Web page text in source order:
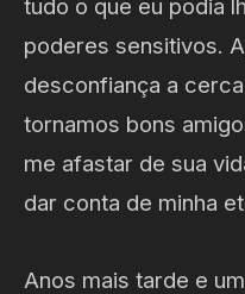
tudo o que eu podia
poderes sensitivos.
desconfiança a
tornamos bons
me afastar de sua
dar conta de minha
Anos mais tarde e